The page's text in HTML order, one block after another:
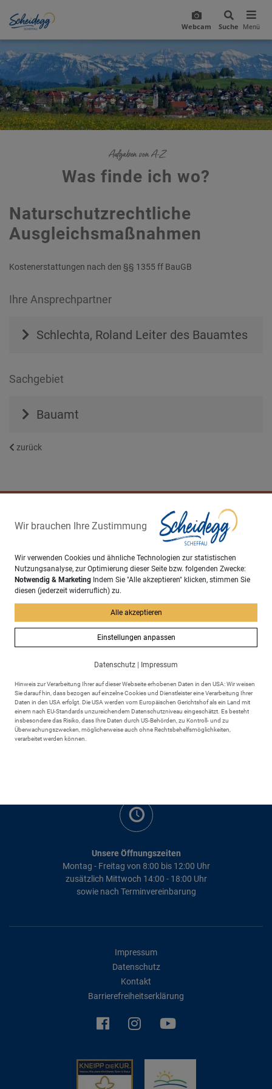
Webcam Suche Menü
Aufgaben von A-Z
Was finde ich wo?
Naturschutzrechtliche
Ausgleichsmaßnahmen
Kostenerstattungen nach den §§ 1355 ff BauGB
Ihre Ansprechpartner
Schlechta, Roland Leiter des Bauamtes
Sachgebiet
Bauamt
zurück
Markt Scheidegg
Rathausplatz 6
88175 Scheidegg
Kontakt
Unsere Öffnungszeiten
Montag - Freitag von 8:00 bis 12:00 Uhr
zusätzlich Mittwoch 14:00 - 18:00 Uhr
sowie nach Terminvereinbarung
Impressum
Datenschutz
Kontakt
Barrierefreiheitserklärung
Wir brauchen Ihre Zustimmung
Wir verwenden Cookies und ähnliche Technologien zur statistischen
Nutzungsanalyse, zur Optimierung dieser Seite bzw. folgenden Zwecke:
Notwendig & Marketing Indem Sie "Alle akzeptieren" klicken, stimmen Sie
diesen (jederzeit widerruflich) zu.
Alle akzeptieren
Einstellungen anpassen
Datenschutz | Impressum
Hinweis zur Verarbeitung Ihrer auf dieser Webseite erhobenen Daten in den USA: Wir weisen
Sie darauf hin, dass bezogen auf einzelne Cookies und Dienstleister eine Verarbeitung Ihrer
Daten in den USA erfolgt. Die USA werden vom Europäischen Gerichtshof als ein Land mit
einem nach EU-Standards unzureichendem Datenschutzniveau eingeschätzt. Es besteht
insbesondere das Risiko, dass Ihre Daten durch US-Behörden, zu Kontroll- und zu
Überwachungszwecken, möglicherweise auch ohne Rechtsbehelfsmöglichkeiten,
verarbeitet werden können.